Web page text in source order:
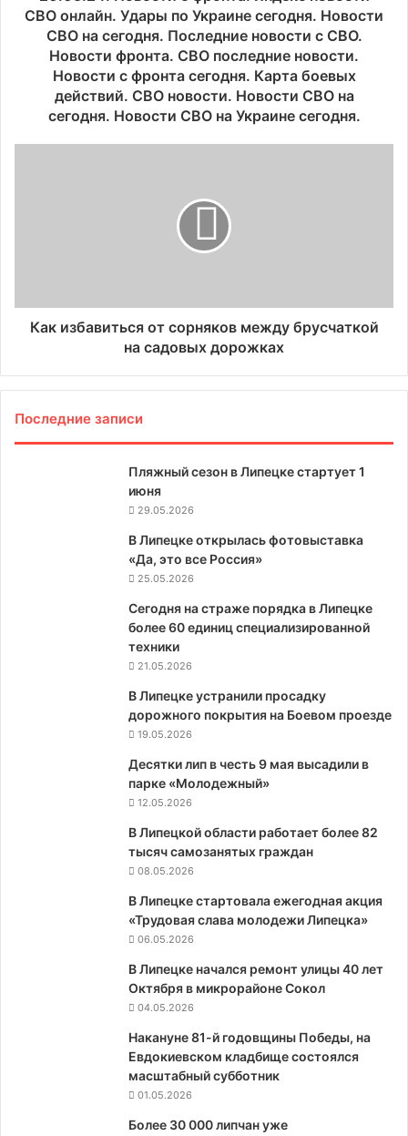
СВО онлайн. Удары по Украине сегодня. Новости
СВО на сегодня. Последние новости с СВО.
Новости фронта. СВО последние новости.
Новости с фронта сегодня. Карта боевых
действий. СВО новости. Новости СВО на
сегодня. Новости СВО на Украине сегодня.
Как избавиться от сорняков между брусчаткой
на садовых дорожках
Последние записи
Пляжный сезон в Липецке стартует 1
июня
29.05.2026
В Липецке открылась фотовыставка
«Да, это все Россия»
25.05.2026
Сегодня на страже порядка в Липецке
более 60 единиц специализированной
техники
21.05.2026
В Липецке устранили просадку
дорожного покрытия на Боевом проезде
19.05.2026
Десятки лип в честь 9 мая высадили в
парке «Молодежный»
12.05.2026
В Липецкой области работает более 82
тысяч самозанятых граждан
08.05.2026
В Липецке стартовала ежегодная акция
«Трудовая слава молодежи Липецка»
06.05.2026
В Липецке начался ремонт улицы 40 лет
Октября в микрорайоне Сокол
04.05.2026
Накануне 81-й годовщины Победы, на
Евдокиевском кладбище состоялся
масштабный субботник
01.05.2026
Более 30 000 липчан уже